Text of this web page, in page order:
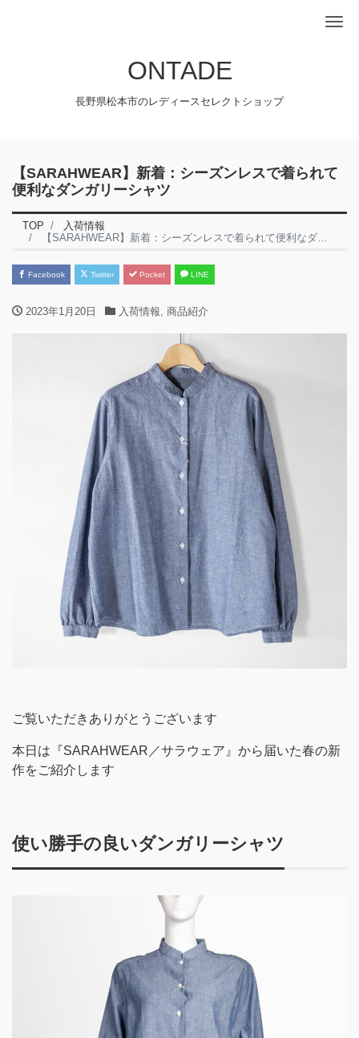
ONTADE
長野県松本市のレディースセレクトショップ
【SARAHWEAR】新着：シーズンレスで着られて
便利なダンガリーシャツ
TOP
入荷情報
【SARAHWEAR】新着：シーズンレスで着られて便利なダンガリーシャツ
Facebook Twitter Pocket LINE
2023年1月20日 入荷情報, 商品紹介
ご覧いただきありがとうございます
本日は『SARAHWEAR／サラウェア』から届いた春の新
作をご紹介します
使い勝手の良いダンガリーシャツ